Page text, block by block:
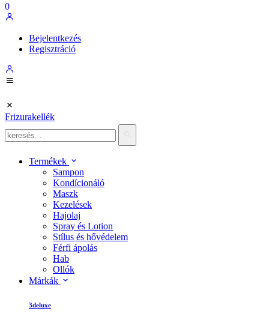
0
Bejelentkezés
Regisztráció
Frizurakellék
Termékek
Sampon
Kondícionáló
Maszk
Kezelések
Hajolaj
Spray és Lotion
Stílus és hővédelem
Férfi ápolás
Hab
Ollók
Márkák
3deluxe